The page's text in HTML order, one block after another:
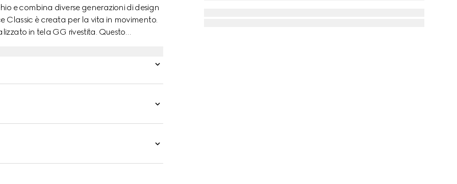
e combina diverse generazioni di design
Classic è creata per la vita in movimento.
in tela GG rivestita. Questo